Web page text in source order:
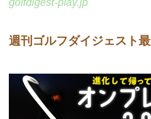
golfdigest-play.jp
週刊ゴルフダイジェスト